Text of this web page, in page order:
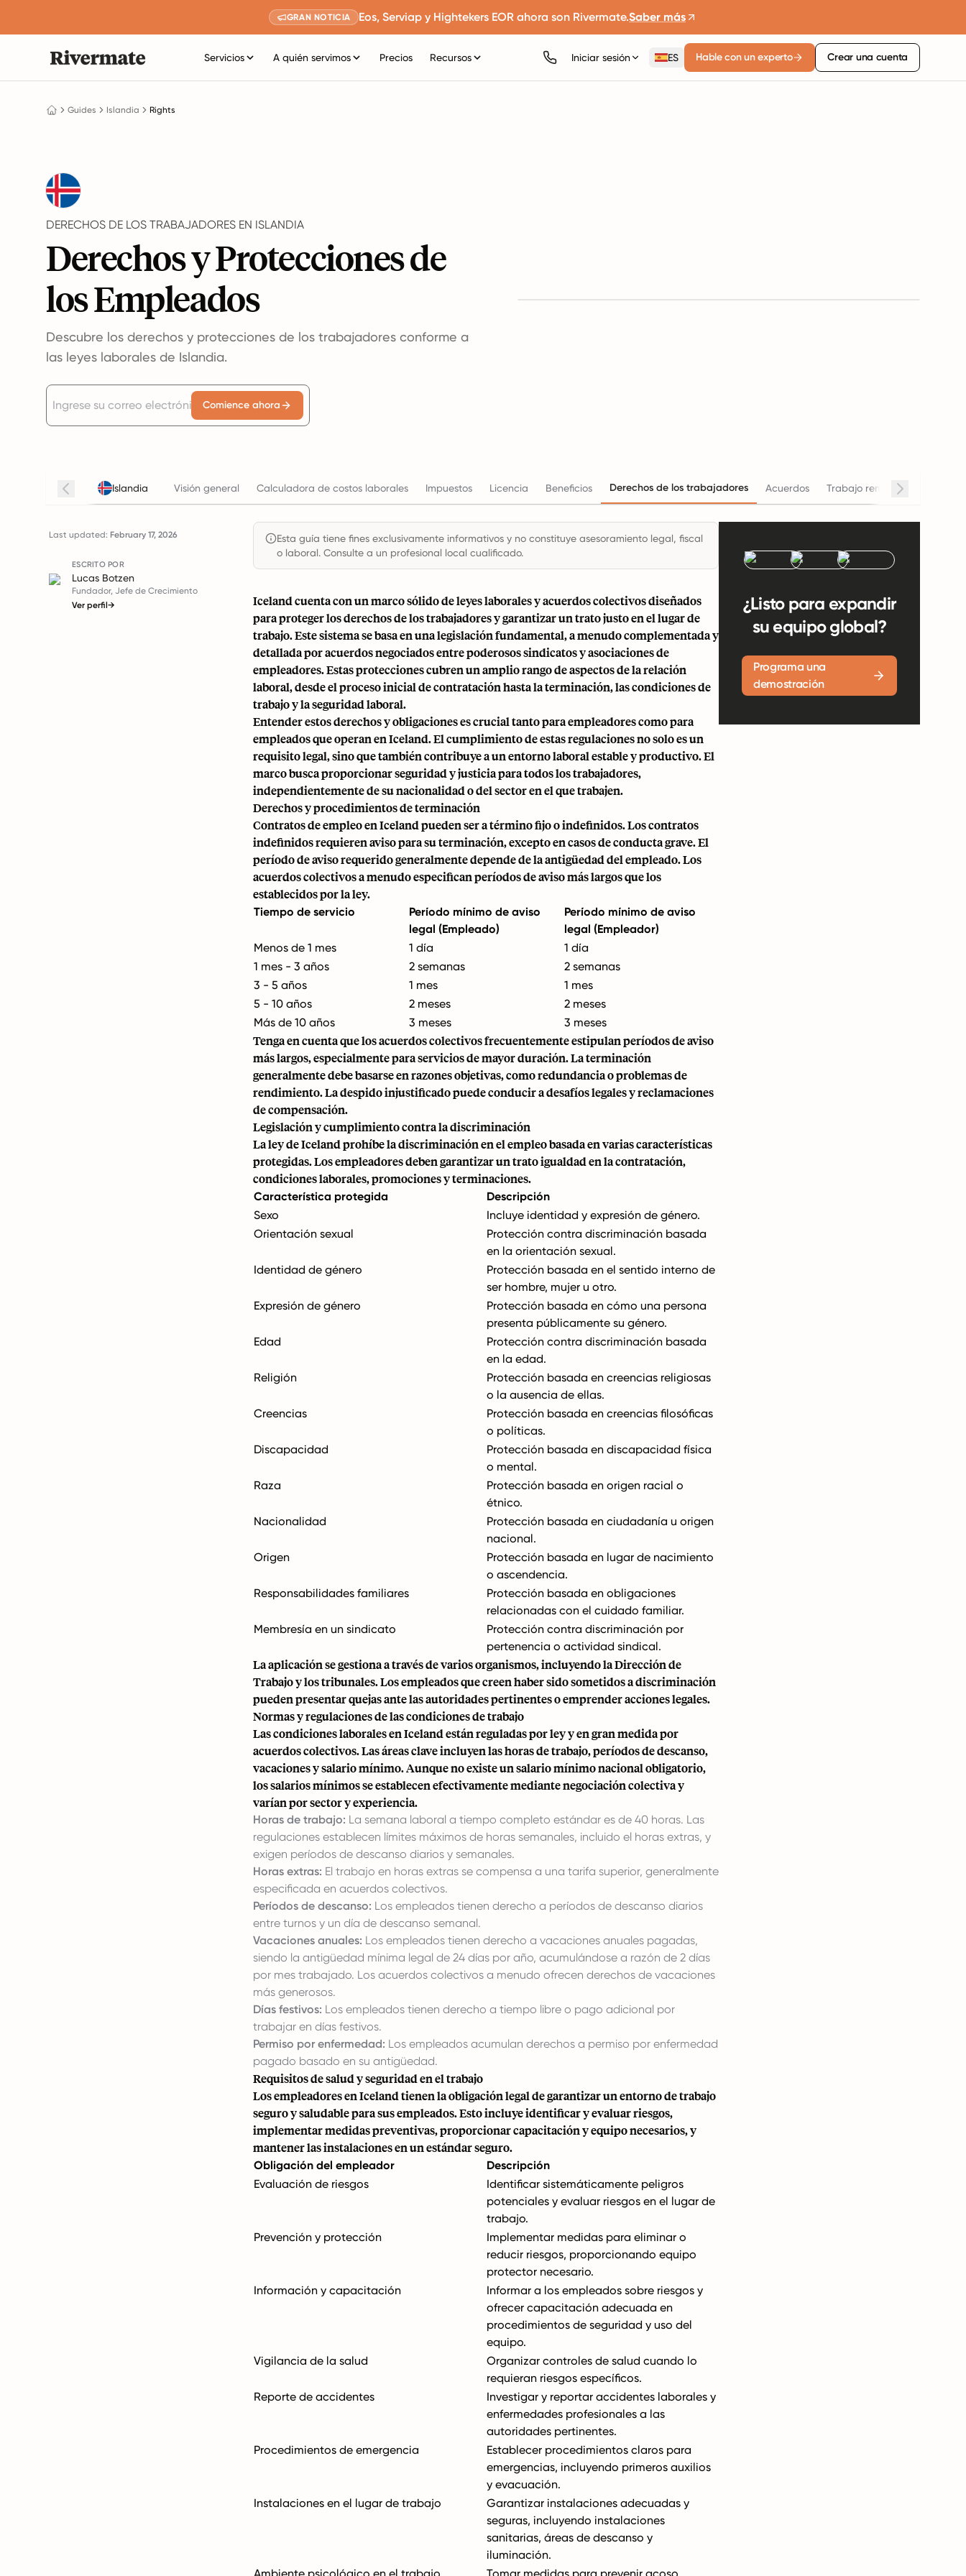
GRAN NOTICIA Eos, Serviap y Hightekers EOR ahora son Rivermate.Saber más
Servicios A quién servimos Precios Recursos Iniciar sesión ES Hable con un experto Crear una cuenta
Guides Islandia Rights
DERECHOS DE LOS TRABAJADORES EN ISLANDIA
Derechos y Protecciones de
los Empleados
Descubre los derechos y protecciones de los trabajadores conforme a
las leyes laborales de Islandia.
Comience ahora
Islandia Visión general Calculadora de costos laborales Impuestos Licencia Beneficios Derechos de los trabajadores Acuerdos Trabajo remoto
Last updated: February 17, 2026
ESCRITO POR
Lucas Botzen
Fundador, Jefe de Crecimiento
Ver perfil→
Esta guía tiene fines exclusivamente informativos y no constituye asesoramiento legal, fiscal
o laboral. Consulte a un profesional local cualificado.
Iceland cuenta con un marco sólido de leyes laborales y acuerdos colectivos diseñados
para proteger los derechos de los trabajadores y garantizar un trato justo en el lugar de
trabajo. Este sistema se basa en una legislación fundamental, a menudo complementada y
detallada por acuerdos negociados entre poderosos sindicatos y asociaciones de
empleadores. Estas protecciones cubren un amplio rango de aspectos de la relación
laboral, desde el proceso inicial de contratación hasta la terminación, las condiciones de
trabajo y la seguridad laboral.
Entender estos derechos y obligaciones es crucial tanto para empleadores como para
empleados que operan en Iceland. El cumplimiento de estas regulaciones no solo es un
requisito legal, sino que también contribuye a un entorno laboral estable y productivo. El
marco busca proporcionar seguridad y justicia para todos los trabajadores,
independientemente de su nacionalidad o del sector en el que trabajen.
Derechos y procedimientos de terminación
Contratos de empleoen Iceland pueden ser a término fijo o indefinidos. Los contratos
indefinidos requieren aviso para su terminación, excepto en casos de conducta grave. El
período de aviso requerido generalmente depende de la antigüedad del empleado. Los
acuerdos colectivos a menudo especifican períodos de aviso más largos que los
establecidos por la ley.
Tiempo de servicio
Período mínimo de aviso
legal (Empleado)
Período mínimo de aviso
legal (Empleador)
Menos de 1 mes
1 día
1 día
1 mes - 3 años
2 semanas
2 semanas
3 - 5 años
1 mes
1 mes
5 - 10 años
2 meses
2 meses
Más de 10 años
3 meses 3 meses
Tenga en cuenta que los acuerdos colectivos frecuentemente estipulan períodos de aviso
más largos, especialmente para servicios de mayor duración. La terminación
generalmente debe basarse en razones objetivas, como redundancia o problemas de
rendimiento. La despido injustificado puede conducir a desafíos legales y reclamaciones
de compensación.
Legislación y cumplimiento contra la discriminación
La ley de Iceland prohíbe la discriminación en el empleo basada en varias características
protegidas. Los empleadores deben garantizar un trato igualdad en la contratación,
condiciones laborales, promociones y terminaciones.
Característica protegida
Descripción
Sexo
Incluye identidad y expresión de género.
Orientación sexual
Protección contra discriminación basada
en la orientación sexual.
Identidad de género
Protección basada en el sentido interno de
ser hombre, mujer u otro.
Expresión de género
Protección basada en cómo una persona
presenta públicamente su género.
Edad
Protección contra discriminación basada
en la edad.
Religión
Protección basada en creencias religiosas
o la ausencia de ellas.
Creencias
Protección basada en creencias filosóficas
o políticas.
Discapacidad
Protección basada en discapacidad física
o mental.
Raza
Protección basada en origen racial o
étnico.
Nacionalidad
Protección basada en ciudadanía u origen
nacional.
Origen
Protección basada en lugar de nacimiento
o ascendencia.
Responsabilidades familiares
Protección basada en obligaciones
relacionadas con el cuidado familiar.
Membresía en un sindicato
Protección contra discriminación por
pertenencia o actividad sindical.
La aplicación se gestiona a través de varios organismos, incluyendo la Dirección de
Trabajo y los tribunales. Los empleados que creen haber sido sometidos a discriminación
pueden presentar quejas ante las autoridades pertinentes o emprender acciones legales.
Normas y regulaciones de las condiciones de trabajo
Las condiciones laborales en Iceland están reguladas por ley y en gran medida por
acuerdos colectivos. Las áreas clave incluyen las horas de trabajo, períodos de descanso,
vacaciones y salario mínimo. Aunque no existe un salario mínimo nacional obligatorio,
los salarios mínimos se establecen efectivamente mediante negociación colectiva y
varían por sector y experiencia.
Horas de trabajo: La semana laboral a tiempo completo estándar es de 40 horas. Las
regulaciones establecen límites máximos de horas semanales, incluido el horas extras, y
exigen períodos de descanso diarios y semanales.
Horas extras: El trabajo en horas extras se compensa a una tarifa superior, generalmente
especificada en acuerdos colectivos.
Períodos de descanso: Los empleados tienen derecho a períodos de descanso diarios
entre turnos y un día de descanso semanal.
Vacaciones anuales: Los empleados tienen derecho a vacaciones anuales pagadas,
siendo la antigüedad mínima legal de 24 días por año, acumulándose a razón de 2 días
por mes trabajado. Los acuerdos colectivos a menudo ofrecen derechos de vacaciones
más generosos.
Días festivos: Los empleados tienen derecho a tiempo libre o pago adicional por
trabajar en días festivos.
Permiso por enfermedad: Los empleados acumulan derechos a permiso por enfermedad
pagado basado en su antigüedad.
Requisitos de salud y seguridad en el trabajo
Los empleadores en Iceland tienen la obligación legal de garantizar un entorno de trabajo
seguro y saludable para sus empleados. Esto incluye identificar y evaluar riesgos,
implementar medidas preventivas, proporcionar capacitación y equipo necesarios, y
mantener las instalaciones en un estándar seguro.
Obligación del empleador
Descripción
Evaluación de riesgos
Identificar sistemáticamente peligros
potenciales y evaluar riesgos en el lugar de
trabajo.
Prevención y protección
Implementar medidas para eliminar o
reducir riesgos, proporcionando equipo
protector necesario.
Información y capacitación
Informar a los empleados sobre riesgos y
ofrecer capacitación adecuada en
procedimientos de seguridad y uso del
equipo.
Vigilancia de la salud
Organizar controles de salud cuando lo
requieran riesgos específicos.
Reporte de accidentes
Investigar y reportar accidentes laborales y
enfermedades profesionales a las
autoridades pertinentes.
Procedimientos de emergencia
Establecer procedimientos claros para
emergencias, incluyendo primeros auxilios
y evacuación.
Instalaciones en el lugar de trabajo
Garantizar instalaciones adecuadas y
seguras, incluyendo instalaciones
sanitarias, áreas de descanso y
iluminación.
¿Listo para expandir
su equipo global?
Programa una
demostración